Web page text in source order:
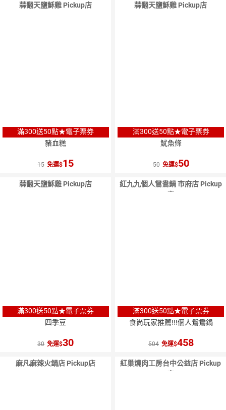
蒜翻天鹽穌雞 Pickup店
滿300送50點★電子票券
豬血糕
15 免運 15
蒜翻天鹽穌雞 Pickup店
滿300送50點★電子票券
魷魚條
50 免運 50
蒜翻天鹽穌雞 Pickup店
滿300送50點★電子票券
四季豆
30 免運 30
紅九九個人鴛鴦鍋 市府店 Pickup
店
滿300送50點★電子票券
食尚玩家推薦!!!個人鴛鴦鍋
504 免運 458
麻凡麻辣火鍋店 Pickup店
紅巢燒肉工房台中公益店 Pickup
店